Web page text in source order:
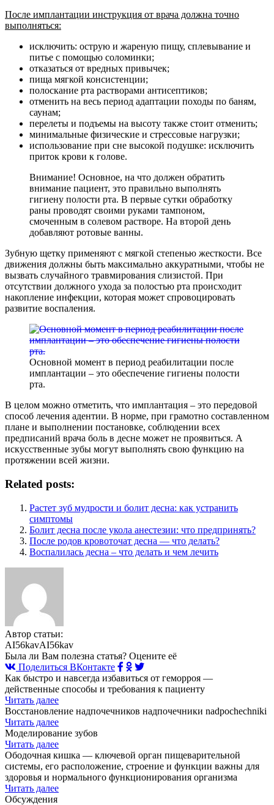
После имплантации инструкция от врача должна точно
выполняться:
исключить: острую и жареную пищу, сплевывание и
питье с помощью соломинки;
отказаться от вредных привычек;
пища мягкой консистенции;
полоскание рта растворами антисептиков;
отменить на весь период адаптации походы по баням,
саунам;
перелеты и подъемы на высоту также стоит отменить;
минимальные физические и стрессовые нагрузки;
использование при сне высокой подушке: исключить
приток крови к голове.
Внимание! Основное, на что должен обратить
внимание пациент, это правильно выполнять
гигиену полости рта. В первые сутки обработку
раны проводят своими руками тампоном,
смоченным в солевом растворе. На второй день
добавляют ротовые ванны.
Зубную щетку применяют с мягкой степенью жесткости. Все
движения должны быть максимально аккуратными, чтобы не
вызвать случайного травмирования слизистой. При
отсутствии должного ухода за полостью рта происходит
накопление инфекции, которая может спровоцировать
развитие воспаления.
Основной момент в период реабилитации после
имплантации – это обеспечение гигиены полости
рта.
В целом можно отметить, что имплантация – это передовой
способ лечения адентии. В норме, при грамотно составленном
плане и выполнении постановке, соблюдении всех
предписаний врача боль в десне может не проявиться. А
искусственные зубы могут выполнять свою функцию на
протяжении всей жизни.
Related posts:
Растет зуб мудрости и болит десна: как устранить
симптомы
Болит десна после укола анестезии: что предпринять?
После родов кровоточат десна — что делать?
Воспалилась десна ‒ что делать и чем лечить
Автор статьи:
AI56kavAI56kav
Была ли Вам полезна статья? Оцените её
Поделиться ВКонтакте
Как быстро и навсегда избавиться от геморроя —
действенные способы и требования к пациенту
Читать далее
Восстановление надпочечников надпочечники nadpochechniki
Читать далее
Моделирование зубов
Читать далее
Ободочная кишка — ключевой орган пищеварительной
системы, его расположение, строение и функции важны для
здоровья и нормального функционирования организма
Читать далее
Обсуждения